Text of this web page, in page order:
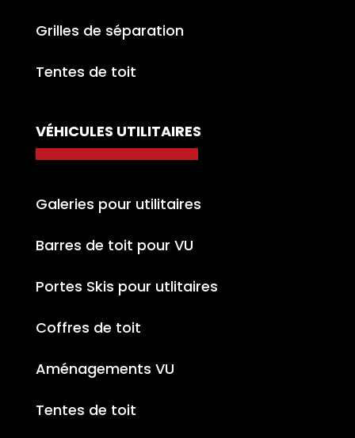
Grilles de séparation
Tentes de toit
VÉHICULES UTILITAIRES
Galeries pour utilitaires
Barres de toit pour VU
Portes Skis pour utlitaires
Coffres de toit
Aménagements VU
Tentes de toit